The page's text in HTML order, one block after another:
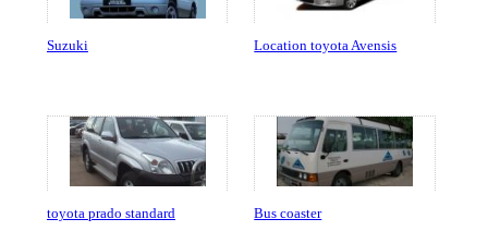
Suzuki Location toyota Avensis
toyota prado standard Bus coaster